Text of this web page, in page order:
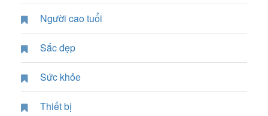
Người cao tuổi
Sắc đẹp
Sức khỏe
Thiết bị